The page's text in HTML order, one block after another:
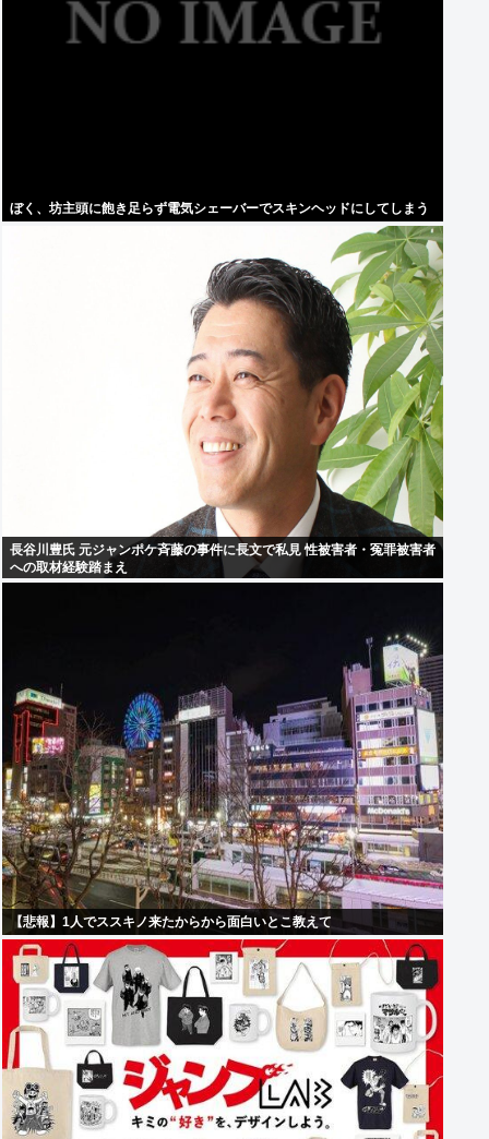
ぼく、坊主頭に飽き足らず電気シェーバーでスキンヘッドにしてしまう
長谷川豊氏 元ジャンポケ斉藤の事件に長文で私見 性被害者・冤罪被害者
への取材経験踏まえ
【悲報】1人でススキノ来たからから面白いとこ教えて